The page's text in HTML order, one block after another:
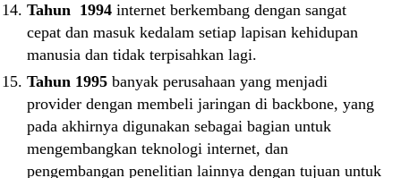
Tahun 1994 internet berkembang dengan sangat
cepat dan masuk kedalam setiap lapisan kehidupan
manusia dan tidak terpisahkan lagi.
Tahun 1995 banyak perusahaan yang menjadi
provider dengan membeli jaringan di backbone, yang
pada akhirnya digunakan sebagai bagian untuk
mengembangkan teknologi internet, dan
pengembangan penelitian lainnya dengan tujuan untuk